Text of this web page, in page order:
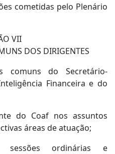
cometidas pelo Plenário
VII
DOS DIRIGENTES
comuns do Secretário-
Financeira e do
do Coaf nos assuntos
áreas de atuação;
ordinárias e